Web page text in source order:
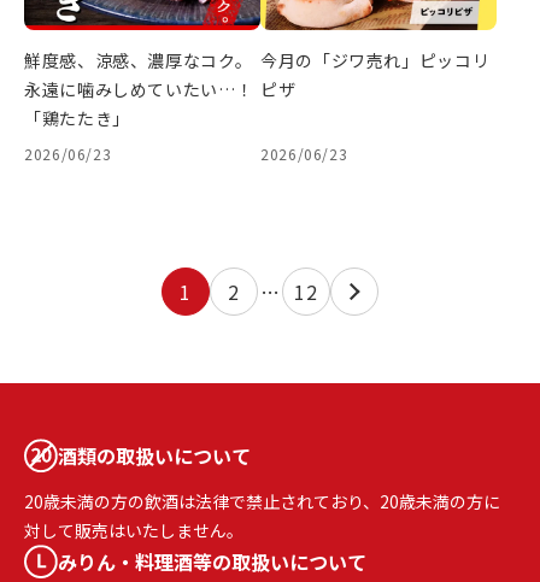
鮮度感、涼感、濃厚なコク。
永遠に噛みしめていたい…！
「鶏たたき」
2026/06/23
今月の「ジワ売れ」ピッコリ
ピザ
2026/06/23
1 2 … 12
酒類の取扱いについて
20歳未満の方の飲酒は法律で禁止されており、20歳未満の方に
対して販売はいたしません。
みりん・料理酒等の取扱いについて